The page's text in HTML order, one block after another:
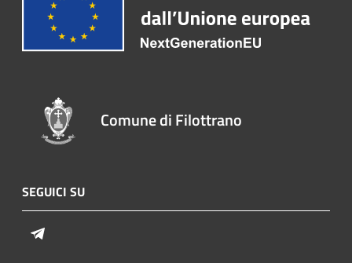
Comune di Filottrano
SEGUICI SU